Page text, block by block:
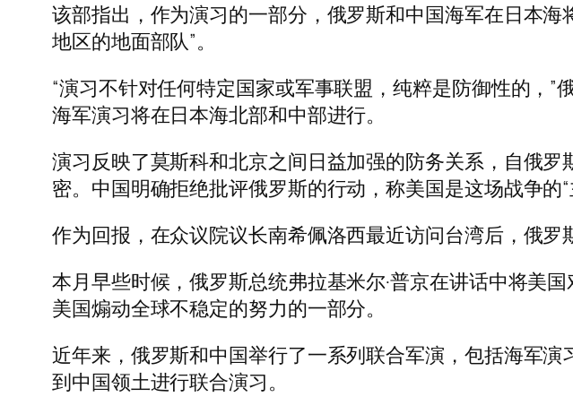
该部指出，作为演习的一部分，俄罗斯和中国海军在日本
地区的地面部队”。
“演习不针对任何特定国家或军事联盟，纯粹是防御性的，”
海军演习将在日本海北部和中部进行。
演习反映了莫斯科和北京之间日益加强的防务关系，自俄
密。中国明确拒绝批评俄罗斯的行动，称美国是这场战争的
作为回报，在众议院议长南希佩洛西最近访问台湾后，俄罗
本月早些时候，俄罗斯总统弗拉基米尔·普京在讲话中将美
美国煽动全球不稳定的努力的一部分。
近年来，俄罗斯和中国举行了一系列联合军演，包括海军
到中国领土进行联合演习。